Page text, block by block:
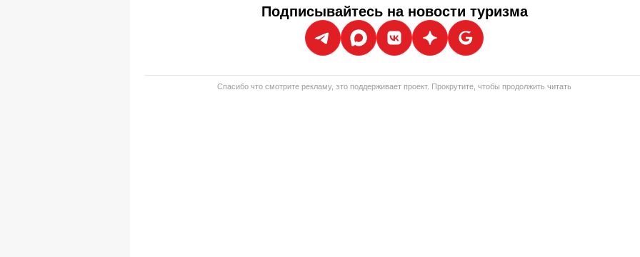
Подписывайтесь на новости туризма
Спасибо что смотрите рекламу, это поддерживает проект. Прокрутите, чтобы продолжить читать